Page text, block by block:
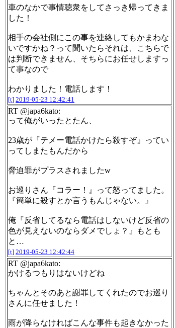
車のなかで事情聴衆をしてさっき帰ってきま
した！
相手の会社側にこの事を連絡してもかまわな
いですかね？って聞いたらそれは、こちらで
は判断できません、そちらにお任せしますっ
て事なので
わかりました！電話します！
[t] 2019-05-23 12:42:41
RT @japa6kato:
って俺がいったとたん、
23歳が『テメー電話かけたら殺すぞ』ってい
ってしまたもんだから
脅迫罪がプラスされましたw
お巡りさん『コラー！』って怒ってました。
『簡単に殺すとか言うもんじゃない。』
俺『反省してるなら電話はしないけど反省の
色が見えないのならダメでしょ？』もとも
と…
[t] 2019-05-23 12:42:44
RT @japa6kato:
かけるつもりはないけどね
ちゃんとそのあと謝罪してくれたのでお巡り
さんに任せました！
雨が降らなければこんな事件も起きなかった